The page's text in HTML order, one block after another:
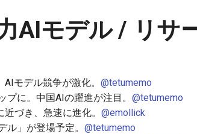
AIモデル / リサ
モデル競争が激化。 @tetumemo
プに。中国AIの躍進が注目。 @tetumemo
づき、急速に進化。 @emollick
」が登場予定。 @tetumemo